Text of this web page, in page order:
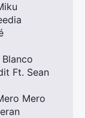
Ft. Sean
Mero